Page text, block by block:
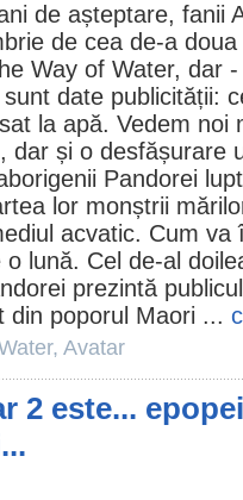
de așteptare, fanii
de cea de-a
Way of Water, dar -
date publicității:
la apă. Vedem noi
dar și o desfășurare
Pandorei
lor monștrii
acvatic. Cum va
lună. Cel de-al
prezintă
din poporul Maori ...
, Avatar
2 este...